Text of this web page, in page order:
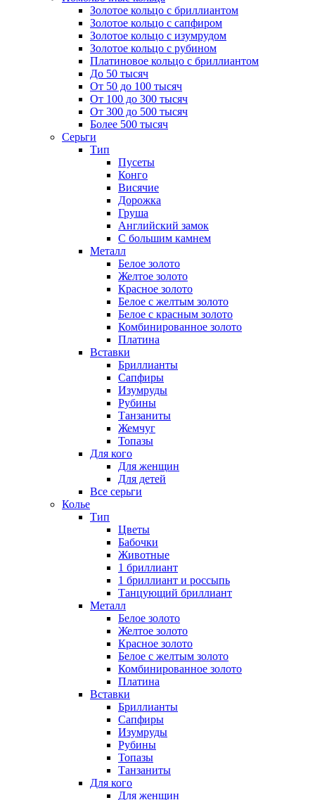
Золотое кольцо с бриллиантом
Золотое кольцо с сапфиром
Золотое кольцо с изумрудом
Золотое кольцо с рубином
Платиновое кольцо с бриллиантом
До 50 тысяч
От 50 до 100 тысяч
От 100 до 300 тысяч
От 300 до 500 тысяч
Более 500 тысяч
Серьги
Тип
Пусеты
Конго
Висячие
Дорожка
Груша
Английский замок
С большим камнем
Металл
Белое золото
Желтое золото
Красное золото
Белое с желтым золото
Белое с красным золото
Комбинированное золото
Платина
Вставки
Бриллианты
Сапфиры
Изумруды
Рубины
Танзаниты
Жемчуг
Топазы
Для кого
Для женщин
Для детей
Все серьги
Колье
Тип
Цветы
Бабочки
Животные
1 бриллиант
1 бриллиант и россыпь
Танцующий бриллиант
Металл
Белое золото
Желтое золото
Красное золото
Белое с желтым золото
Комбинированное золото
Платина
Вставки
Бриллианты
Сапфиры
Изумруды
Рубины
Топазы
Танзаниты
Для кого
Для женщин